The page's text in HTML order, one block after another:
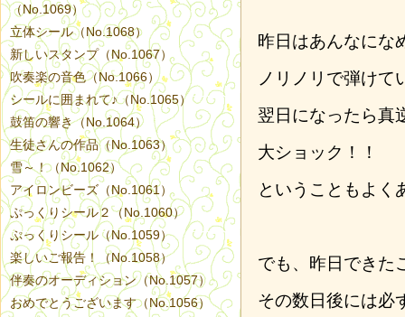
昨日はあんなにな
ノリノリで弾けて
翌日になったら真
大ショック！！
ということもよく
でも、昨日できた
その数日後には必
（No.1069）
立体シール（No.1068）
新しいスタンプ（No.1067）
吹奏楽の音色（No.1066）
シールに囲まれて♪（No.1065）
鼓笛の響き（No.1064）
生徒さんの作品（No.1063）
雪～！（No.1062）
アイロンビーズ（No.1061）
ぷっくりシール２（No.1060）
ぷっくりシール（No.1059）
楽しいご報告！（No.1058）
伴奏のオーディション（No.1057）
おめでとうございます（No.1056）